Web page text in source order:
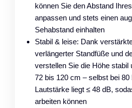
können Sie den Abstand
anpassen und stets einen
Sehabstand einhalten
Stabil & leise: Dank
verlängerter Standfüße und
verstellen Sie die Höhe stabil
72 bis 120 cm – selbst bei
Lautstärke liegt ≤ 48 dB,
arbeiten können